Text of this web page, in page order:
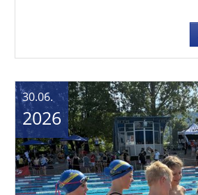
30.06.
2026